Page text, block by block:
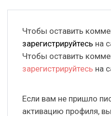
Чтобы оставить
зарегистрируйтесь на
Чтобы оставить
зарегистрируйтесь на
Если вам не пришло
активацию профиля, вы